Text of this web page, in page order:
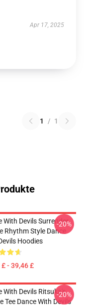
Apr 17, 2025
1 / 1
With Devils Surrender
Rhythm Style Dance
Hoodies
- 39,46 £
-20%
With Devils Ritsuka's
Tee Dance With Devils
-20%